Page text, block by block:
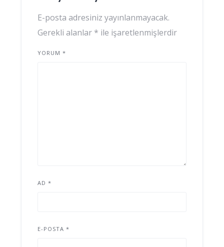
E-posta adresiniz yayınlanmayacak.
Gerekli alanlar * ile işaretlenmişlerdir
YORUM *
AD *
E-POSTA *